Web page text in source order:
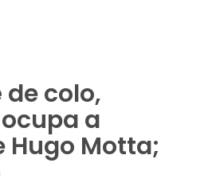
colo,
a
Hugo Motta;